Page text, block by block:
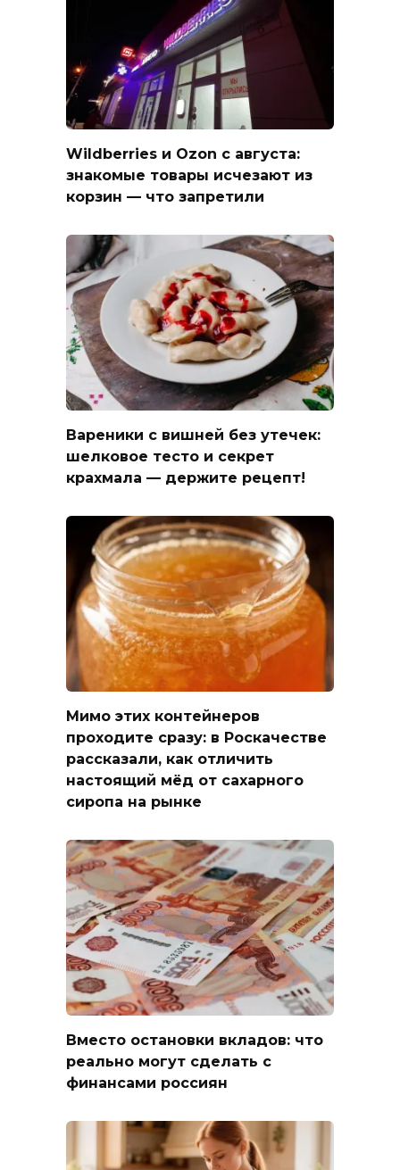
Wildberries и Ozon с августа:
знакомые товары исчезают из
корзин — что запретили
Вареники с вишней без утечек:
шелковое тесто и секрет
крахмала — держите рецепт!
Мимо этих контейнеров
проходите сразу: в Роскачестве
рассказали, как отличить
настоящий мёд от сахарного
сиропа на рынке
Вместо остановки вкладов: что
реально могут сделать с
финансами россиян